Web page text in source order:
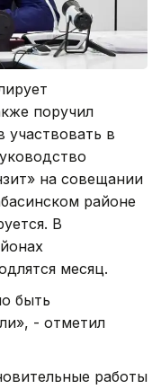
поручил
в
на совещании
районе
В
месяц.
быть
- отметил
работы